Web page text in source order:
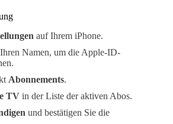
auf Ihrem iPhone.
Namen, um die Apple-ID-
Abonnements.
TV in der Liste der aktiven Abos.
und bestätigen Sie die